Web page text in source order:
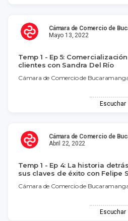
Cámara de Comercio de
Mayo 13, 2022
Temp 1 - Ep 5:
clientes con Sandra Del Río
Cámara de Comercio de
Escuchar
Cámara de Comercio de
Abril 22, 2022
Temp 1 - Ep 4: La historia
sus claves de éxito con Felipe
Cámara de Comercio de
Escuchar